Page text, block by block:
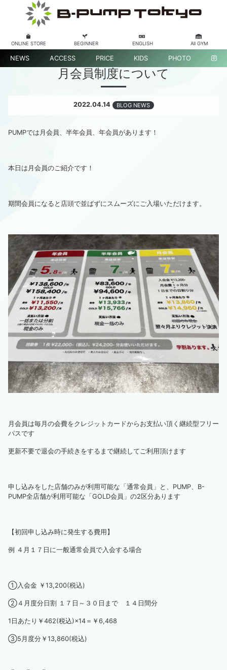
ONLINE STORE BEGINNER ENGLISH All GYM
NEWS ACCESS PRICE KIDS PHOTO
月会員制度について
2022.04.14 BLOG NEWS
PUMPでは月会員、半年会員、年会員があります！
本日は月会員のご紹介です！
期間会員になると店頭で並ばずにスムーズにご入場いただけます。
月会員は毎月の会費をクレジットカードからお支払い頂く継続型フリー
パスです
更新不要で退会の手続きをするまで継続してご利用頂けます
申し込みをした店舗のみが利用可能な「通常会員」と、PUMP、B-
PUMP全店舗が利用可能な「GOLD会員」の2区分あります
【初回申し込み時に発生する費用】
例 ４月１７日に一般通常会員で入会する場合
①入会金 ￥13,200(税込)
②４月度分日割 １７日～３０日まで １４日間分
1日あたり￥462(税込)×14＝￥6,468
③5月度分￥13,860(税込)